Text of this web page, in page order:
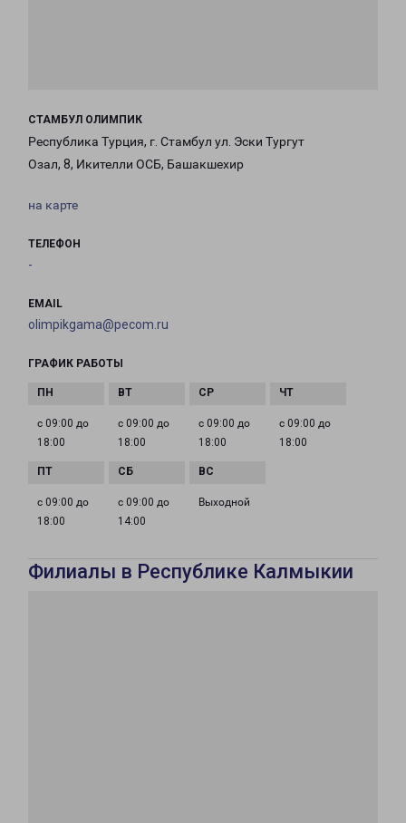
СТАМБУЛ ОЛИМПИК
Республика Турция, г. Стамбул ул. Эски Тургут
Озал, 8, Икителли ОСБ, Башакшехир
на карте
ТЕЛЕФОН
-
EMAIL
olimpikgama@pecom.ru
ГРАФИК РАБОТЫ
с 09:00 до
18:00
с 09:00 до
18:00
с 09:00 до
18:00
с 09:00 до
18:00
с 09:00 до
18:00
с 09:00 до
14:00
Выходной
Филиалы в Республике Калмыкии